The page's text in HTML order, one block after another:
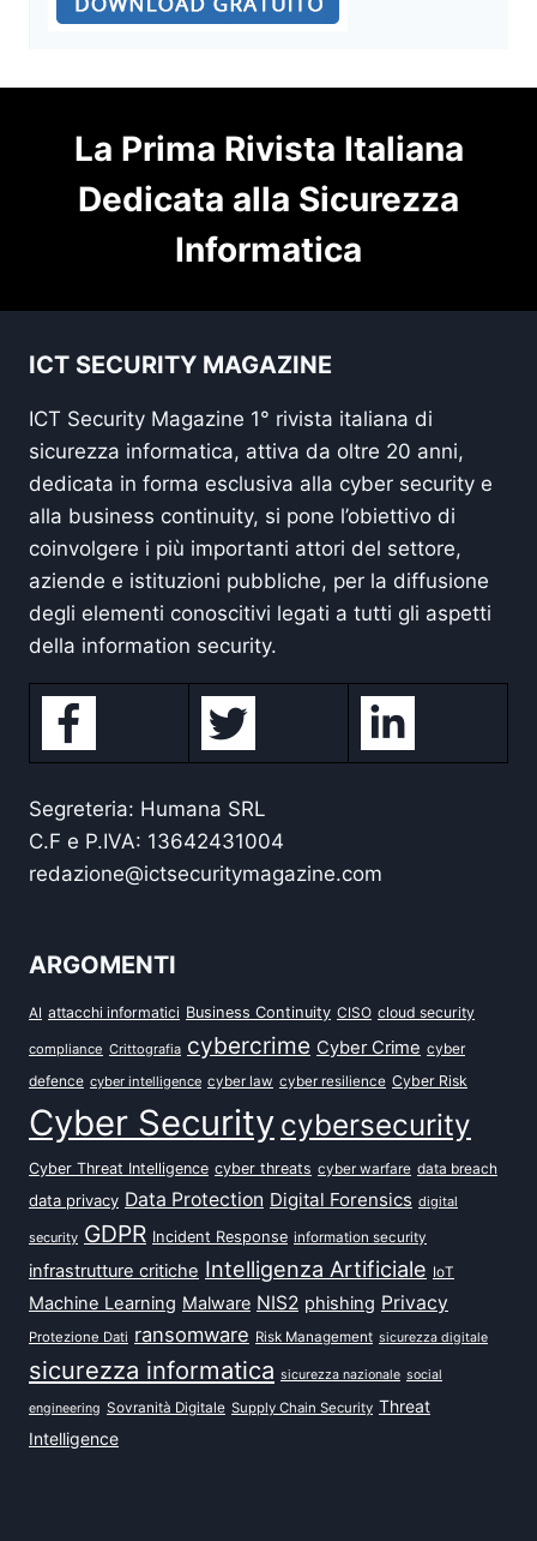
La Prima Rivista Italiana
Dedicata alla Sicurezza
Informatica
ICT SECURITY MAGAZINE
ICT Security Magazine 1° rivista italiana di
sicurezza informatica, attiva da oltre 20 anni,
dedicata in forma esclusiva alla cyber security e
alla business continuity, si pone l’obiettivo di
coinvolgere i più importanti attori del settore,
aziende e istituzioni pubbliche, per la diffusione
degli elementi conoscitivi legati a tutti gli aspetti
della information security.
Segreteria: Humana SRL
C.F e P.IVA: 13642431004
redazione@ictsecuritymagazine.com
ARGOMENTI
AI attacchi informatici Business Continuity CISO cloud security
compliance Crittografia cybercrime Cyber Crime cyber
defence cyber intelligence cyber law cyber resilience Cyber Risk
Cyber Security cybersecurity
Cyber Threat Intelligence cyber threats cyber warfare data breach
data privacy Data Protection Digital Forensics digital
security GDPR Incident Response information security
infrastrutture critiche Intelligenza Artificiale IoT
Machine Learning Malware NIS2 phishing Privacy
Protezione Dati ransomware Risk Management sicurezza digitale
sicurezza informatica sicurezza nazionale social
engineering Sovranità Digitale Supply Chain Security Threat
Intelligence